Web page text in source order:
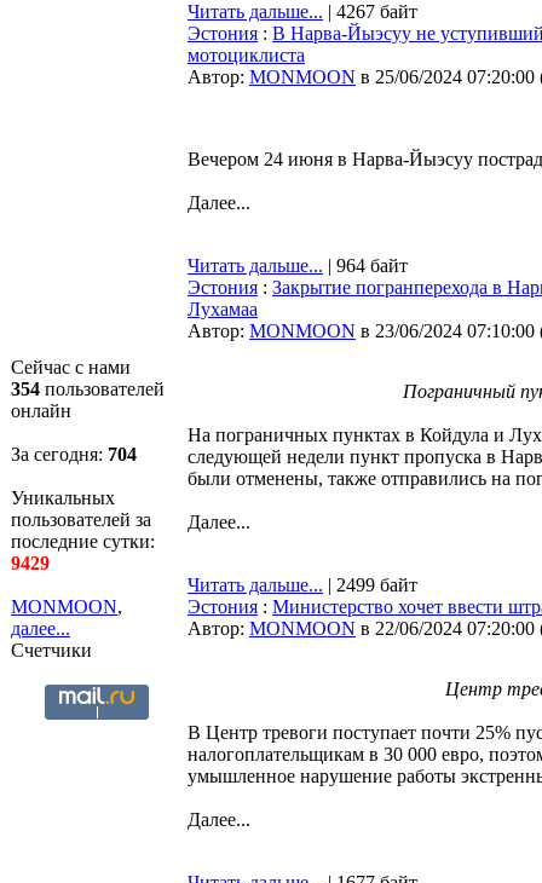
Сейчас с нами
354 пользователей
онлайн
За сегодня: 704
Уникальных
пользователей за
последние сутки:
9429
MONMOON,
далее...
Счетчики
Читать дальше... | 4267 байт
Эстония : В Нарва-Йыэсуу не уступивший
мотоциклиста
Автор: MONMOON в 25/06/2024 07:20:00
Вечером 24 июня в Нарва-Йыэсуу
Далее...
Читать дальше... | 964 байт
Эстония : Закрытие погранперехода в
Лухамаа
Автор: MONMOON в 23/06/2024 07:10:00
Пограничный
На пограничных пунктах в Койдула и
следующей недели пункт пропуска в
были отменены, также отправились на
Далее...
Читать дальше... | 2499 байт
Эстония : Министерство хочет ввести
Автор: MONMOON в 22/06/2024 07:20:00
Центр
В Центр тревоги поступает почти 25%
налогоплательщикам в 30 000 евро,
умышленное нарушение работы
Далее...